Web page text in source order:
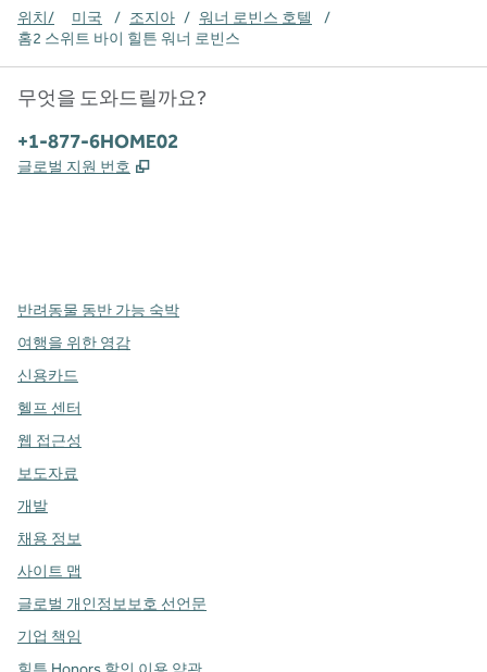
위치/ 미국 / 조지아 / 워너 로빈스 호텔
/
홈2 스위트 바이 힐튼 워너 로빈스
무엇을 도와드릴까요?
전화:
+1-877-6HOME02
글로벌 지원 번호 ,
반려동물 동반 가능 숙박
여행을 위한 영감
신용카드
헬프 센터
웹 접근성
보도자료
개발
채용 정보
사이트 맵
글로벌 개인정보보호 선언문
기업 책임